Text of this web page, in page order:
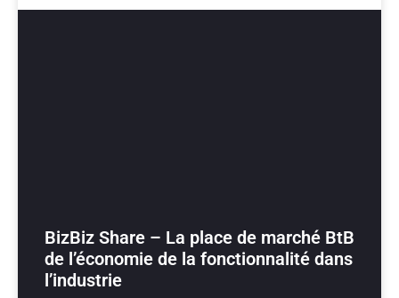
BizBiz Share – La place de marché BtB
de l’économie de la fonctionnalité dans
l’industrie